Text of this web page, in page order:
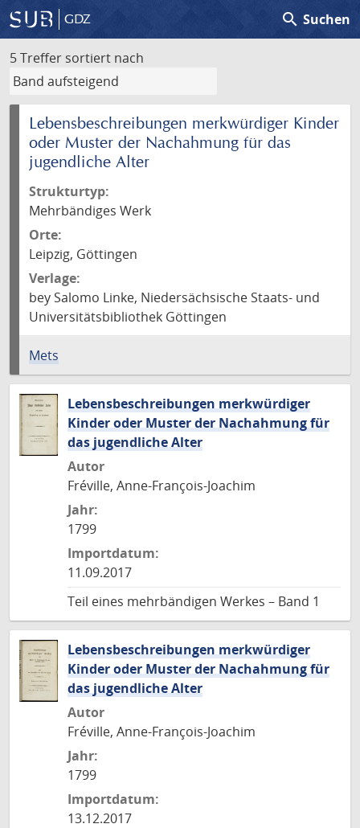
GDZ search Suchen
5 Treffer sortiert nach
Lebensbeschreibungen merkwürdiger Kinder
oder Muster der Nachahmung für das
jugendliche Alter
Strukturtyp:
Mehrbändiges Werk
Orte:
Leipzig, Göttingen
Verlage:
bey Salomo Linke, Niedersächsische Staats- und
Universitätsbibliothek Göttingen
Mets
Lebensbeschreibungen merkwürdiger
Kinder oder Muster der Nachahmung für
das jugendliche Alter
Autor
Fréville, Anne-François-Joachim
Jahr:
1799
Importdatum:
11.09.2017
Teil eines mehrbändigen Werkes – Band 1
Lebensbeschreibungen merkwürdiger
Kinder oder Muster der Nachahmung für
das jugendliche Alter
Autor
Fréville, Anne-François-Joachim
Jahr:
1799
Importdatum:
13.12.2017